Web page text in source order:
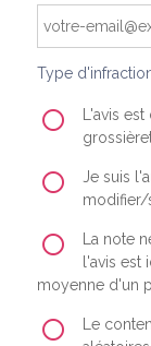
Type
L'avis
Je suis
modifier/
La note
l'avis est
moyenne d'un
Le